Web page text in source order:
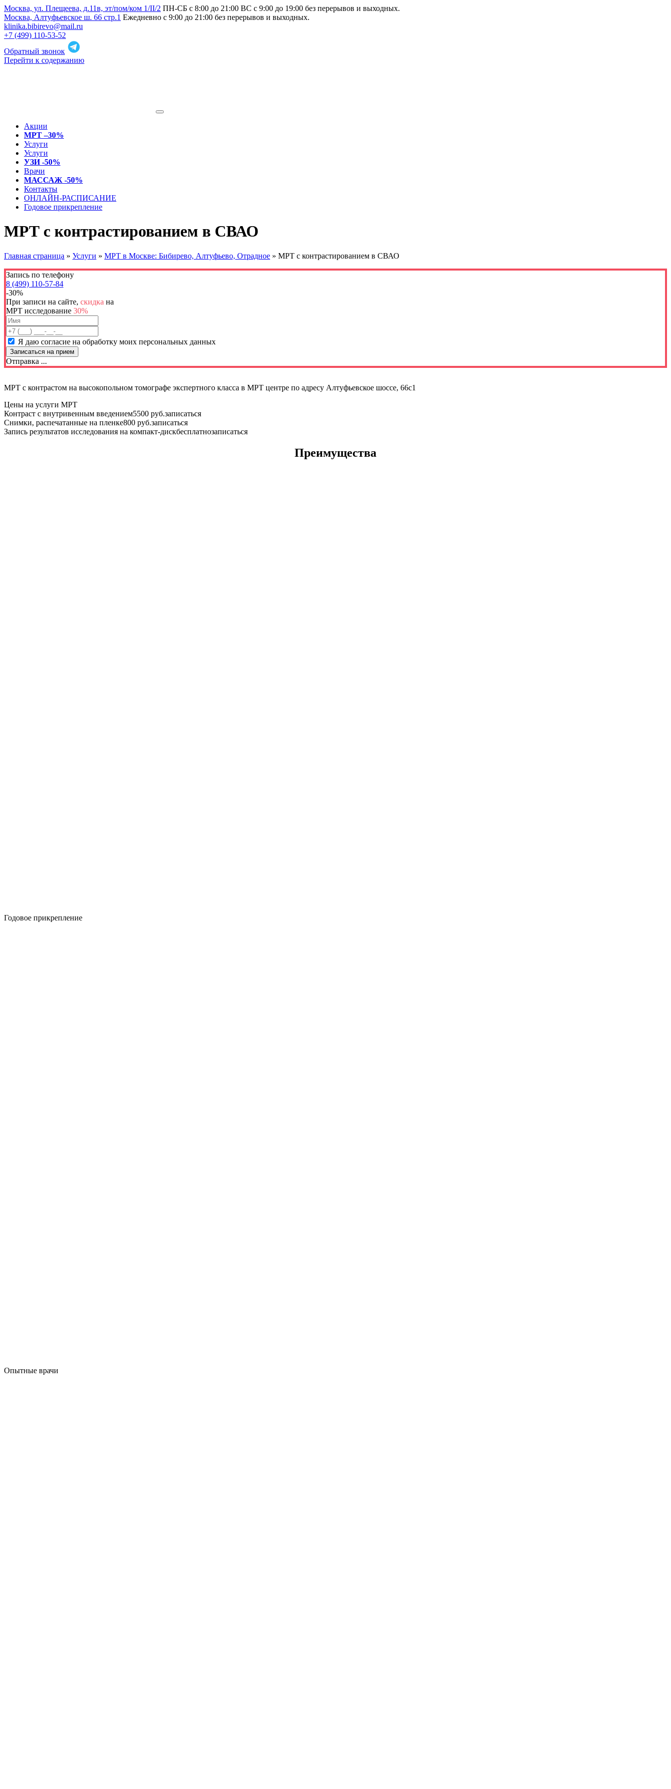
Москва, ул. Плещеева, д.11в, эт/пом/ком 1/II/2 ПН-СБ с 8:00 до 21:00 ВС с 9:00 до 19:00 без перерывов и выходных.
Москва, Алтуфьевское ш. 66 стр.1 Ежедневно с 9:00 до 21:00 без перерывов и выходных.
klinika.bibirevo@mail.ru
+7 (499) 110-53-52
Обратный звонок
Перейти к содержанию
Акции
МРТ –30%
Услуги
Услуги
УЗИ -50%
Врачи
МАССАЖ -50%
Контакты
ОНЛАЙН-РАСПИСАНИЕ
Годовое прикрепление
МРТ с контрастированием в СВАО
Главная страница » Услуги » МРТ в Москве: Бибирево, Алтуфьево, Отрадное » МРТ с контрастированием в СВАО
Запись по телефону
8 (499) 110-57-84
-30%
При записи на сайте, скидка на
МРТ исследование 30%
Я даю согласие на обработку моих персональных данных
Отправка ...
МРТ с контрастом на высокопольном томографе экспертного класса в МРТ центре по адресу Алтуфьевское шоссе, 66с1
Цены на услуги МРТ
Контраст с внутривенным введением5500 руб.записаться
Снимки, распечатанные на пленке800 руб.записаться
Запись результатов исследования на компакт-дискбесплатнозаписаться
Преимущества
Годовое прикрепление
Опытные врачи